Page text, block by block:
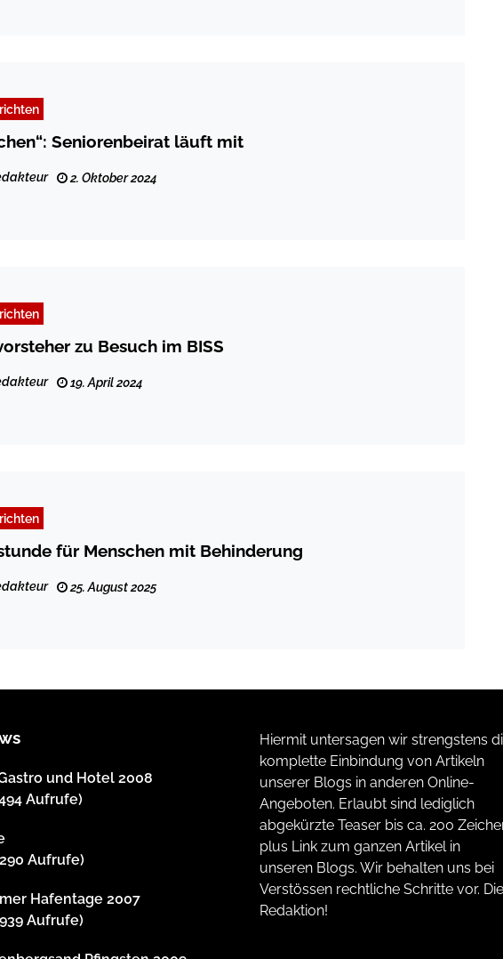
Seniorenbeirat läuft mit
2. Oktober 2024
zu Besuch im BISS
19. April 2024
für Menschen mit Behinderung
25. August 2025
und Hotel 2008
Aufrufe)
Aufrufe)
Hafentage 2007
Aufrufe)
Hiermit untersagen wir strengstens
komplette Einbindung von Artikeln
unserer Blogs in anderen Online-
Angeboten. Erlaubt sind lediglich
abgekürzte Teaser bis ca. 200
plus Link zum ganzen Artikel in
unseren Blogs. Wir behalten uns bei
Verstössen rechtliche Schritte vor. Die
Redaktion!